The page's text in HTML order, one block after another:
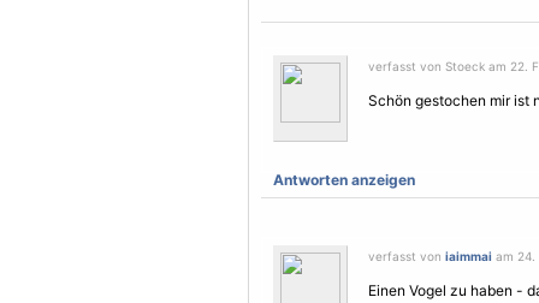
verfasst von Stoeck am 22.
Schön gestochen mir ist
Antworten anzeigen
verfasst von iaimmai am 24.
Einen Vogel zu haben -